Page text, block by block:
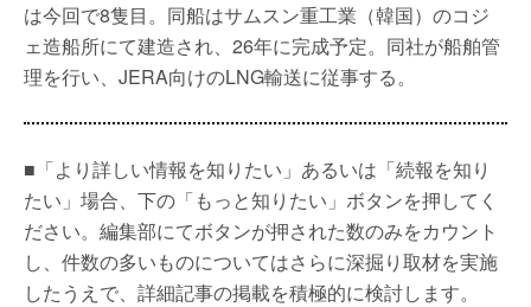
は今回で8隻目。同船はサムスン重工業（韓国）のコジ
ェ造船所にて建造され、26年に完成予定。同社が船舶管
理を行い、JERA向けのLNG輸送に従事する。
■「より詳しい情報を知りたい」あるいは「続報を知り
たい」場合、下の「もっと知りたい」ボタンを押してく
ださい。編集部にてボタンが押された数のみをカウント
し、件数の多いものについてはさらに深掘り取材を実施
したうえで、詳細記事の掲載を積極的に検討します。